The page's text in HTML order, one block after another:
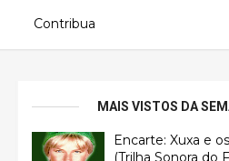
Contribua
MAIS VISTOS DA
Encarte: Xuxa e
(Trilha Sonora do